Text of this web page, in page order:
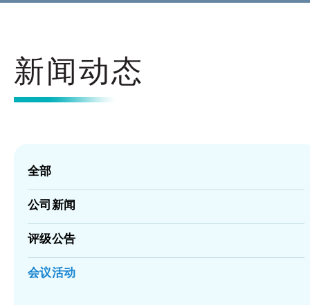
新闻动态
全部
公司新闻
评级公告
会议活动